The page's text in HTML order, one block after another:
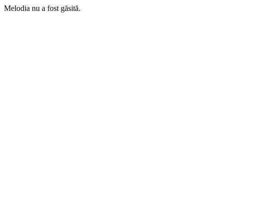
Melodia nu a fost găsită.